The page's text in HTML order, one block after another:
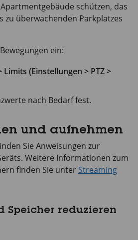
schützen, das
zu überwachenden Parkplatzes
ein:
Limits (Einstellungen > PTZ >
nach Bedarf fest.
und aufnehmen
Sie Anweisungen zur
Weitere Informationen zum
finden Sie unter Streaming
Speicher reduzieren